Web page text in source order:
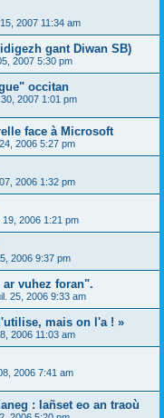
2007 11:34 am
gant Diwan SB)
2007 5:30 pm
occitan
2007 1:01 pm
face à Microsoft
2006 5:27 pm
2006 1:32 pm
19, 2006 1:21 pm
2006 9:37 pm
vuhez foran".
25, 2006 9:33 am
mais on l'a ! »
2006 11:03 am
2006 7:41 am
: lañset eo an traoù